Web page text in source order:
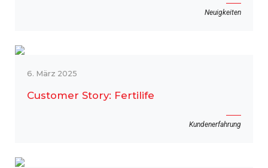
Neuigkeiten
6. März 2025
Customer Story: Fertilife
Kundenerfahrung